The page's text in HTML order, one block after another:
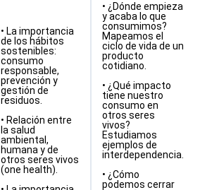
• La importancia
de los hábitos
sostenibles:
consumo
responsable,
prevención y
gestión de
residuos.
• Relación entre
la salud
ambiental,
humana y de
otros seres vivos
(one health).
• ¿Dónde empieza
y acaba lo que
consumimos?
Mapeamos el
ciclo de vida de un
producto
cotidiano.
• ¿Qué impacto
tiene nuestro
consumo en
otros seres
vivos?
Estudiamos
ejemplos de
interdependencia.
• ¿Cómo
podemos cerrar